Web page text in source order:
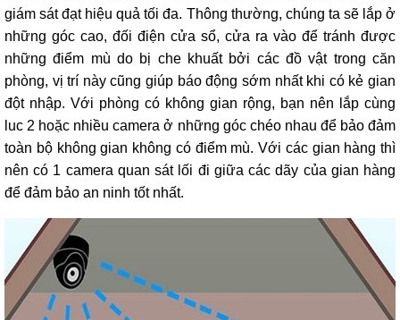
giám sát đạt hiệu quả tối đa. Thông thường, chúng ta sẽ lắp ở
những góc cao, đối điện cửa sổ, cửa ra vào để tránh được
những điểm mù do bị che khuất bởi các đồ vật trong căn
phòng, vị trí này cũng giúp báo động sớm nhất khi có kẻ gian
đột nhập. Với phòng có không gian rộng, bạn nên lắp cùng
luc 2 hoặc nhiều camera ở những góc chéo nhau để bảo đảm
toàn bộ không gian không có điểm mù. Với các gian hàng thì
nên có 1 camera quan sát lối đi giữa các dãy của gian hàng
để đảm bảo an ninh tốt nhất.